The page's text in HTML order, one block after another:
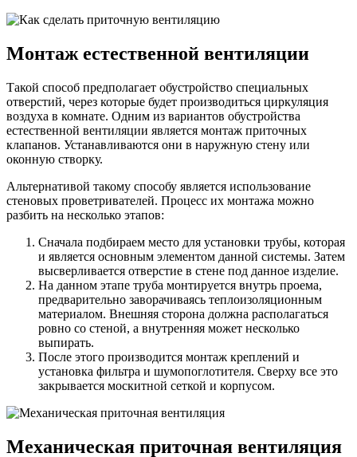
Монтаж естественной вентиляции
Такой способ предполагает обустройство специальных
отверстий, через которые будет производиться циркуляция
воздуха в комнате. Одним из вариантов обустройства
естественной вентиляции является монтаж приточных
клапанов. Устанавливаются они в наружную стену или
оконную створку.
Альтернативой такому способу является использование
стеновых проветривателей. Процесс их монтажа можно
разбить на несколько этапов:
Сначала подбираем место для установки трубы, которая
и является основным элементом данной системы. Затем
высверливается отверстие в стене под данное изделие.
На данном этапе труба монтируется внутрь проема,
предварительно заворачиваясь теплоизоляционным
материалом. Внешняя сторона должна располагаться
ровно со стеной, а внутренняя может несколько
выпирать.
После этого производится монтаж креплений и
установка фильтра и шумопоглотителя. Сверху все это
закрывается москитной сеткой и корпусом.
Механическая приточная вентиляция